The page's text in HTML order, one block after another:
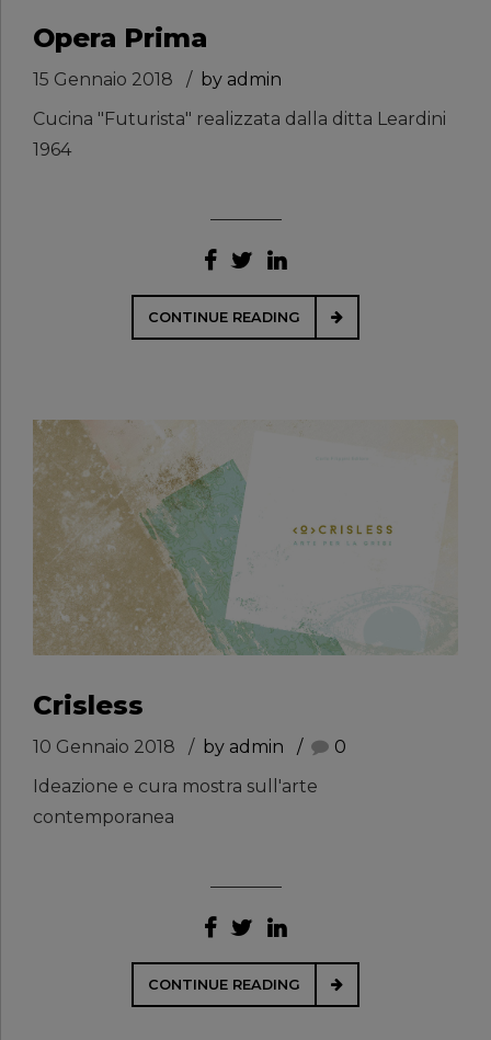
Opera Prima
15 Gennaio 2018
by admin
Cucina "Futurista" realizzata dalla ditta Leardini
1964
CONTINUE READING
Crisless
10 Gennaio 2018 by admin
0
Ideazione e cura mostra sull'arte
contemporanea
CONTINUE READING